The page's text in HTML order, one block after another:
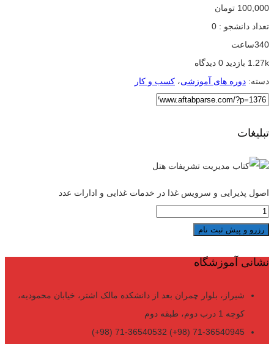
100,000 تومان
تعداد دانشجو : 0
340ساعت
1.27k بازدید
دسته: دوره های آموزشی، کسب و کار
تبلیغات
اصول پذیرایی و سرویس غذا در خدمات غذایی و ادارات عدد
رزرو و پیش ثبت نام
نشانی آموزشگاه
شیراز، بلوار چمران بعد از دانشکده مالک اشتر، خیابان محمودیه،
کوچه 1 درب دوم، طبقه دوم
71-36540945 (98+) 71-36540532 (98+)